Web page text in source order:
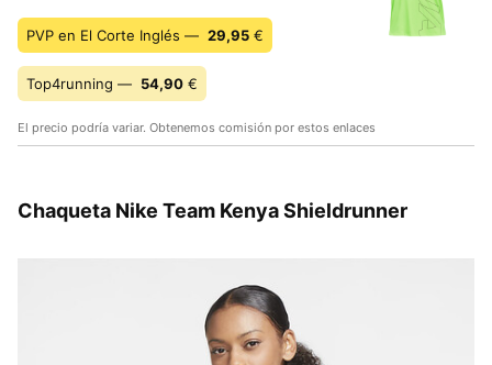
PVP en El Corte Inglés — 29,95 €
Top4running — 54,90 €
El precio podría variar. Obtenemos comisión por estos enlaces
Chaqueta Nike Team Kenya Shieldrunner